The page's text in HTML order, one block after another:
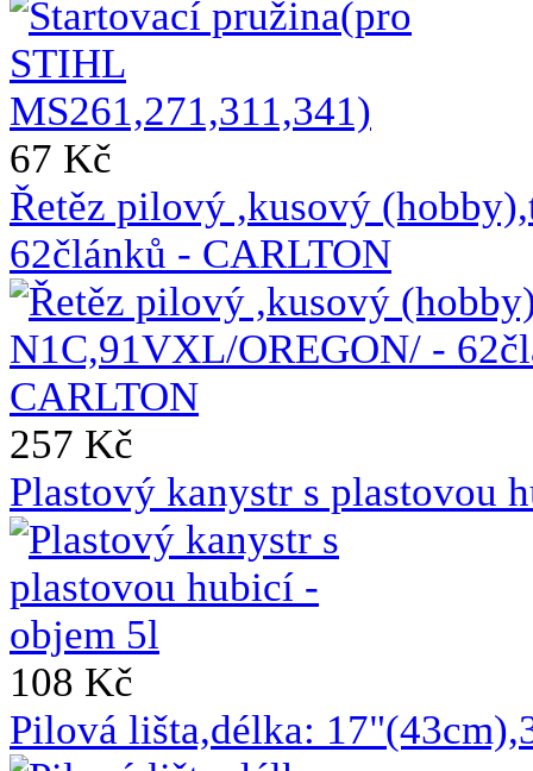
67 Kč
Řetěz pilový ,kusový
62článků - CARLTON
257 Kč
Plastový kanystr s plastovou
108 Kč
Pilová lišta,délka: